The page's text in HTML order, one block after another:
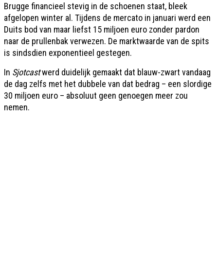
Brugge financieel stevig in de schoenen staat, bleek
afgelopen winter al. Tijdens de mercato in januari werd een
Duits bod van maar liefst 15 miljoen euro zonder pardon
naar de prullenbak verwezen. De marktwaarde van de spits
is sindsdien exponentieel gestegen.
In Sjotcastwerd duidelijk gemaakt dat blauw-zwart vandaag
de dag zelfs met het dubbele van dat bedrag – een slordige
30 miljoen euro – absoluut geen genoegen meer zou
nemen.